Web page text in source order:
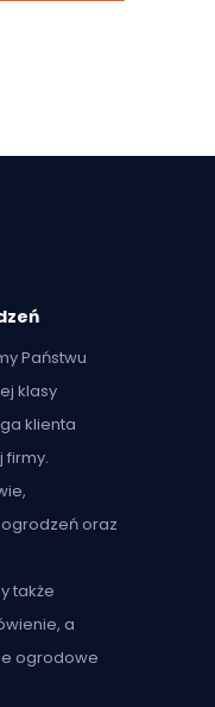
Państwu
klasy
klienta
firmy.
oraz
także
a
ogrodowe